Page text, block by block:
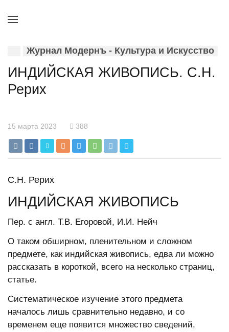
Журнал Модернъ - Культура и Искусство
ИНДИЙСКАЯ ЖИВОПИСЬ. С.Н.
Рерих
15 марта 2023 388
С.Н. Рерих
ИНДИЙСКАЯ ЖИВОПИСЬ
Пер. с англ. Т.В. Егоровой, И.И. Нейч
О таком обширном, пленительном и сложном
предмете, как индийская живопись, едва ли можно
рассказать в короткой, всего на несколько страниц,
статье.
Систематическое изучение этого предмета
началось лишь сравнительно недавно, и со
временем еще появится множество сведений,